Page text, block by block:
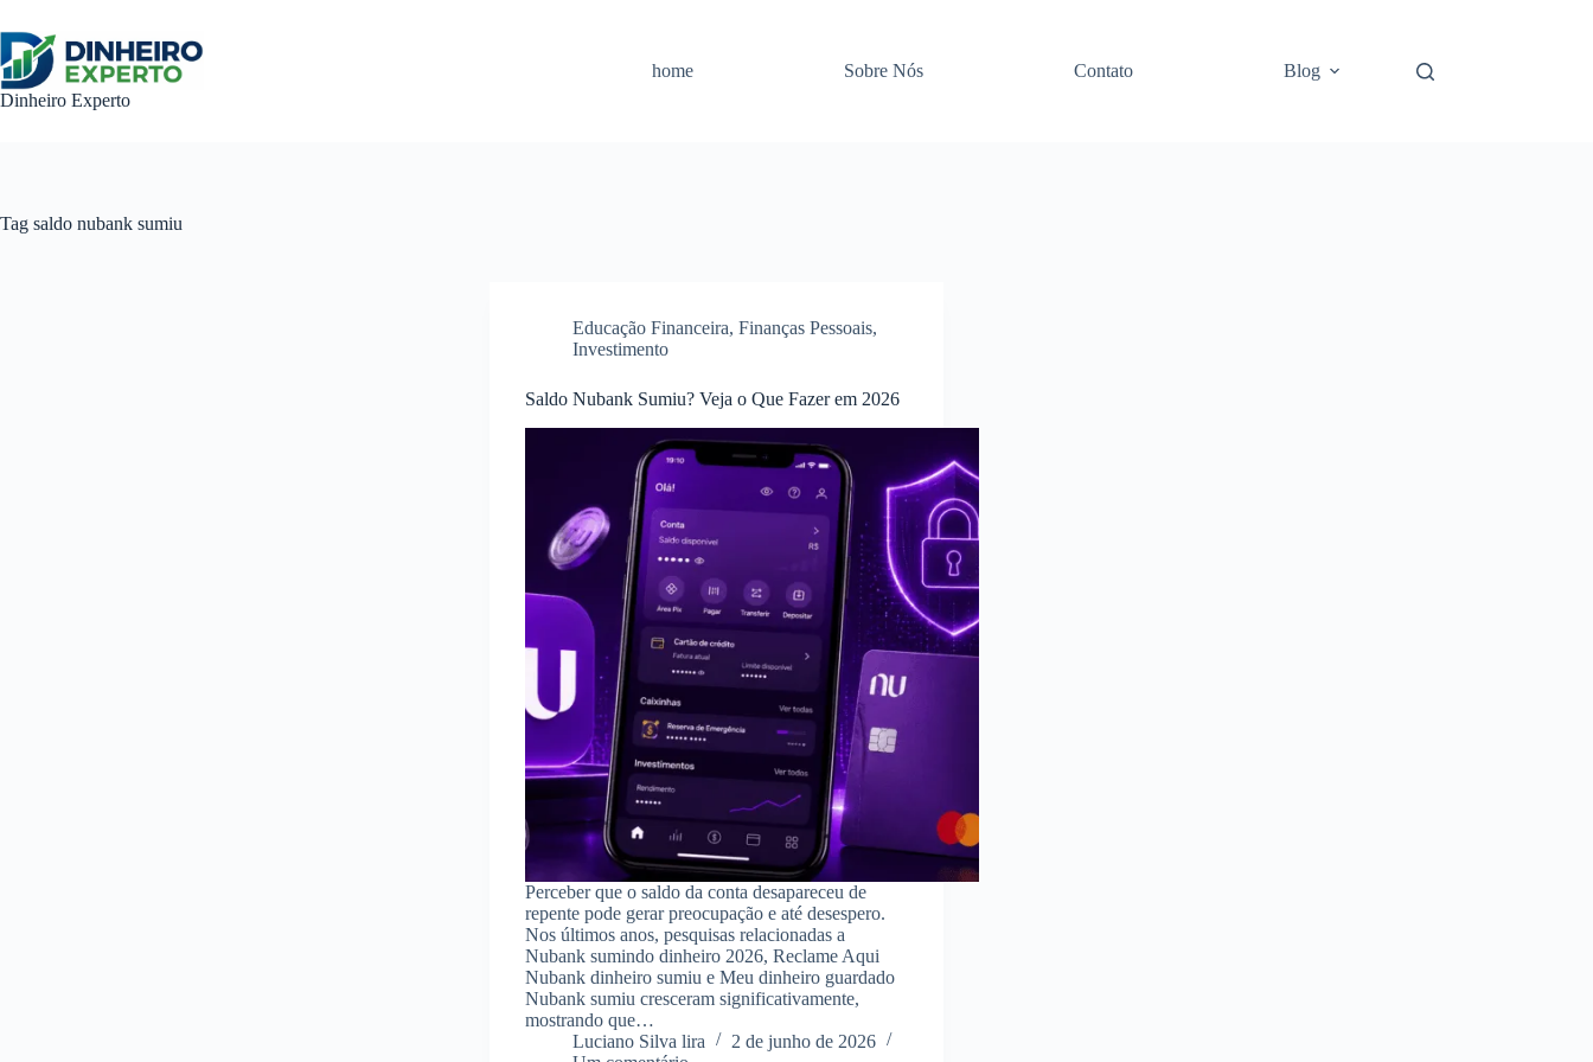
para
conteúdo
Dinheiro Experto
home Sobre Nós Contato Blog
Tag saldo nubank sumiu
Educação Financeira,Finanças Pessoais,
Investimento
Saldo Nubank Sumiu? Veja o Que Fazer em 2026
Perceber que o saldo da conta desapareceu de
repente pode gerar preocupação e até desespero.
Nos últimos anos, pesquisas relacionadas a
Nubank sumindo dinheiro 2026, Reclame Aqui
Nubank dinheiro sumiu e Meu dinheiro guardado
Nubank sumiu cresceram significativamente,
mostrando que…
Luciano Silva lira
2 de junho de 2026